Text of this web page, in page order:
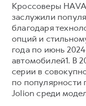
Кроссоверы
заслужили
благодаря
опций и
года по июнь
автомобилей1. В
серии в
по популярности
Jolion среди